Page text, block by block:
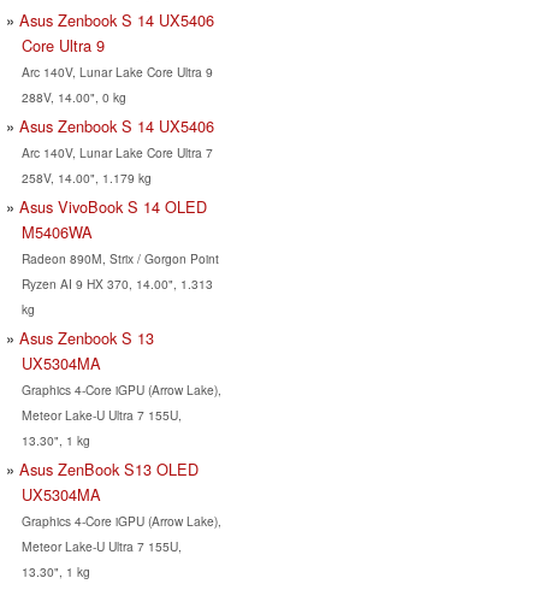
Asus Zenbook S 14 UX5406
Core Ultra 9
Arc 140V, Lunar Lake Core Ultra 9
288V, 14.00", 0 kg
Asus Zenbook S 14 UX5406
Arc 140V, Lunar Lake Core Ultra 7
258V, 14.00", 1.179 kg
Asus VivoBook S 14 OLED
M5406WA
Radeon 890M, Strix / Gorgon Point
Ryzen AI 9 HX 370, 14.00", 1.313
kg
Asus Zenbook S 13
UX5304MA
Graphics 4-Core iGPU (Arrow Lake),
Meteor Lake-U Ultra 7 155U,
13.30", 1 kg
Asus ZenBook S13 OLED
UX5304MA
Graphics 4-Core iGPU (Arrow Lake),
Meteor Lake-U Ultra 7 155U,
13.30", 1 kg